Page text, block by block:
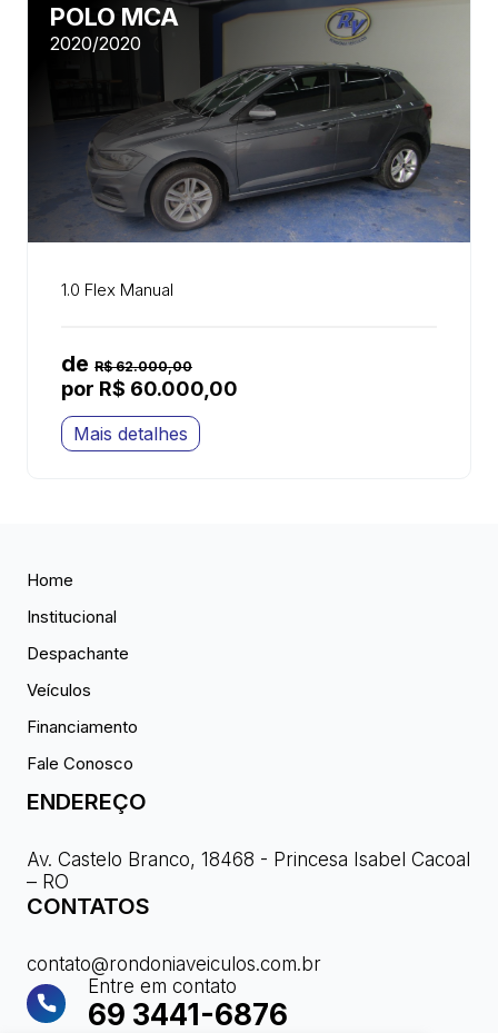
POLO MCA
2020/2020
1.0 Flex Manual
de R$ 62.000,00
por R$ 60.000,00
Mais detalhes
Home
Institucional
Despachante
Veículos
Financiamento
Fale Conosco
ENDEREÇO
Av. Castelo Branco, 18468 - Princesa Isabel Cacoal
– RO
CONTATOS
contato@rondoniaveiculos.com.br
Entre em contato
69 3441-6876